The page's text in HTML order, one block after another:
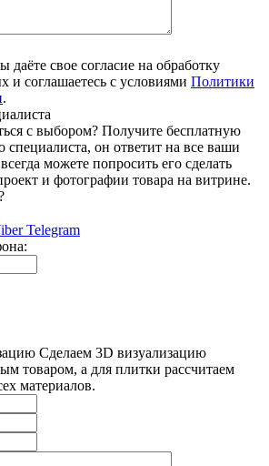
свое согласие на обработку
и соглашаетесь с условиями Политики
.
с выбором? Получите бесплатную
специалиста, он ответит на все ваши
можете попросить его сделать
и фотографии товара на витрине.
Telegram
Сделаем 3D визуализацию
товаром, а для плитки рассчитаем
материалов.